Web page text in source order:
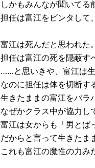
しかもみんなが聞いてる
担任は富江をビンタして
富江は死んだと思われた。
担任は富江の死を隠蔽す
……と思いきや、富江は生
なのに担任は体を切断す
生きたままの富江をバラ
なぜかクラス中が協力し
富江は女からも「男とば
だからと言って生きたま
これも富江の魔性の力み